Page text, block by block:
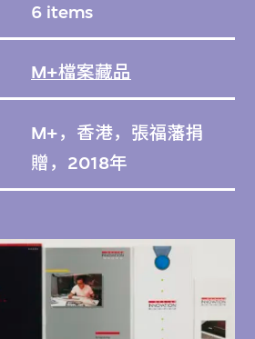
6 items
M+檔案藏品
M+，香港，張福藩捐
贈，2018年